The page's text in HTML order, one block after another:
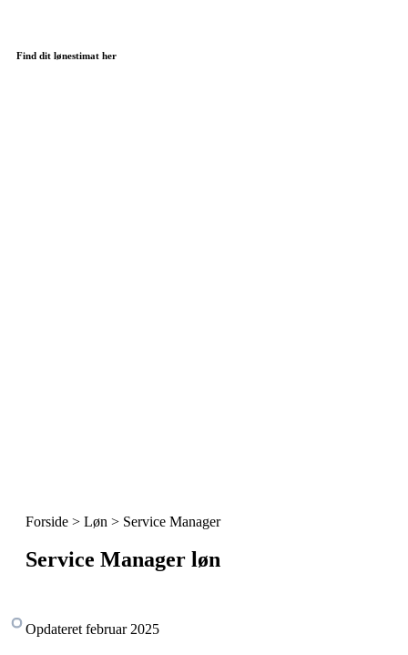
Find dit lønestimat her
Forside > Løn > Service Manager
Service Manager løn
Opdateret februar 2025